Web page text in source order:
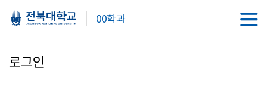
00학과
로그인